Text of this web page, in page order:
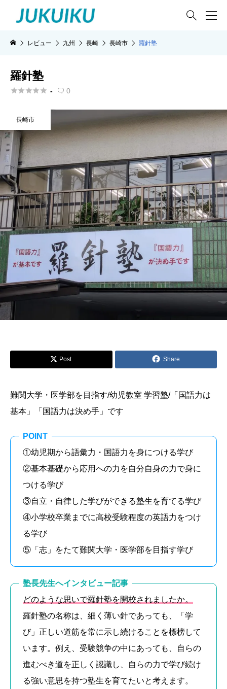

レビュー 九州 長崎 長崎市 羅針塾
羅針塾
 -  0
長崎市
 Post  Share
難関大学・医学部を目指す/幼児教室 学習塾/「国語力は
基本」「国語力は決め手」です
POINT
①幼児期から語彙力・国語力を身につける学び
②基本基礎から応用への力を自分自身の力で身に
つける学び
③自立・自律した学びができる塾生を育てる学び
④小学校卒業までに高校受験程度の英語力をつけ
る学び
⑤「志」をたて難関大学・医学部を目指す学び
塾長先生へインタビュー記事
どのような思いで羅針塾を開校されましたか。
羅針塾の名称は、細く薄い針であっても、「学
び」正しい道筋を常に示し続けることを標榜して
います。例え、受験競争の中にあっても、自らの
進むべき道を正しく認識し、自らの力で学び続け
る強い意思を持つ塾生を育てたいと考えます。